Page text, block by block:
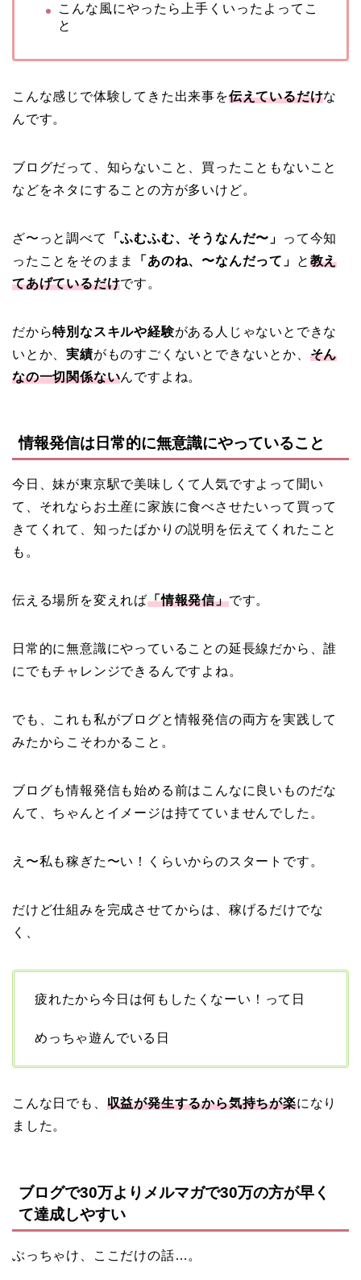
こんな風にやったら上手くいったよってこ
と
こんな感じで体験してきた出来事を伝えているだけな
んです。
ブログだって、知らないこと、買ったこともないこと
などをネタにすることの方が多いけど。
ざ〜っと調べて 「ふむふむ、そうなんだ〜」
って今知
ったことをそのまま
「あのね、〜なんだって」 と 教え
てあげているだけです。
だから特別なスキルや経験がある人じゃないとできな
いとか、実績がものすごくないとできないとか、 そん
なの一切関係ないんですよね。
情報発信は日常的に無意識にやっていること
今日、妹が東京駅で美味しくて人気ですよって聞い
て、それならお土産に家族に食べさせたいって買って
きてくれて、知ったばかりの説明を伝えてくれたこと
も。
伝える場所を変えれば「情報発信」です。
日常的に無意識にやっていることの延長線だから、誰
にでもチャレンジできるんですよね。
でも、これも私がブログと情報発信の両方を実践して
みたからこそわかること。
ブログも情報発信も始める前はこんなに良いものだな
んて、ちゃんとイメージは持てていませんでした。
え〜私も稼ぎた〜い！くらいからのスタートです。
だけど仕組みを完成させてからは、稼げるだけでな
く、
疲れたから今日は何もしたくなーい！って日
めっちゃ遊んでいる日
こんな日でも、 収益が発生するから気持ちが楽になり
ました。
ブログで30万よりメルマガで30万の方が早く
て達成しやすい
ぶっちゃけ、ここだけの話…。